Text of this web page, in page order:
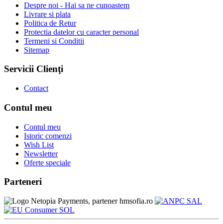
Despre noi - Hai sa ne cunoastem
Livrare si plata
Politica de Retur
Protectia datelor cu caracter personal
Termeni si Conditii
Sitemap
Servicii Clienţi
Contact
Contul meu
Contul meu
Istoric comenzi
Wish List
Newsletter
Oferte speciale
Parteneri